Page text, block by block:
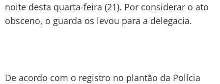
noite desta quarta-feira (21). Por considerar o ato
obsceno, o guarda os levou para a delegacia.
De acordo com o registro no plantão da Polícia